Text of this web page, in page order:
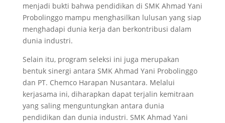
menjadi bukti bahwa pendidikan di SMK Ahmad Yani
Probolinggo mampu menghasilkan lulusan yang siap
menghadapi dunia kerja dan berkontribusi dalam
dunia industri.
Selain itu, program seleksi ini juga merupakan
bentuk sinergi antara SMK Ahmad Yani Probolinggo
dan PT. Chemco Harapan Nusantara. Melalui
kerjasama ini, diharapkan dapat terjalin kemitraan
yang saling menguntungkan antara dunia
pendidikan dan dunia industri. SMK Ahmad Yani